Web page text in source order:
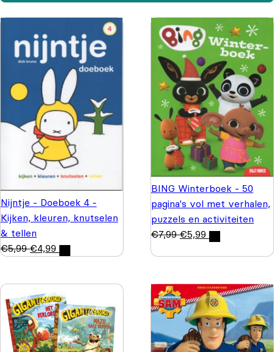
Nijntje - Doeboek 4 -
Kijken, kleuren, knutselen
& tellen
€5,99 €4,99
BING Winterboek - 50
pagina's vol met verhalen,
puzzels en activiteiten
€7,99 €5,99